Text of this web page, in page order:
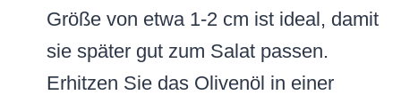
Größe von etwa 1-2 cm ist ideal, damit
sie später gut zum Salat passen.
Erhitzen Sie das Olivenöl in einer